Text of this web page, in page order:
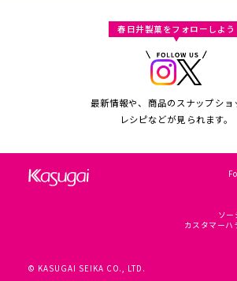
春日井製菓をフォローしよう
最新情報や、商品のスナップショ
レシピなどが見られます。
© KASUGAI SEIKA CO., LTD.
ソー
カスタマーハ